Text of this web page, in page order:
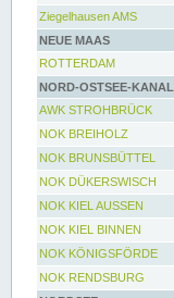
Ziegelhausen AMS
NEUE MAAS
ROTTERDAM
NORD-OSTSEE-KANAL
AWK STROHBRÜCK
NOK BREIHOLZ
NOK BRUNSBÜTTEL
NOK DÜKERSWISCH
NOK KIEL AUSSEN
NOK KIEL BINNEN
NOK KÖNIGSFÖRDE
NOK RENDSBURG